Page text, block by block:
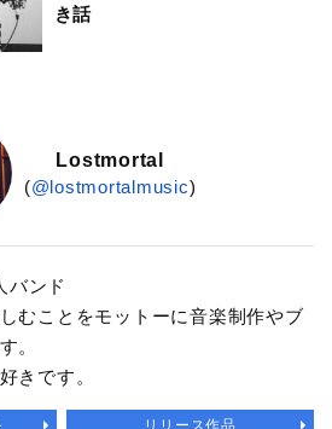
き話
Lostmortal
(@lostmortalmusic)
バンド
むことをモットーに音楽制作やブ
。
きです。
リリース作品